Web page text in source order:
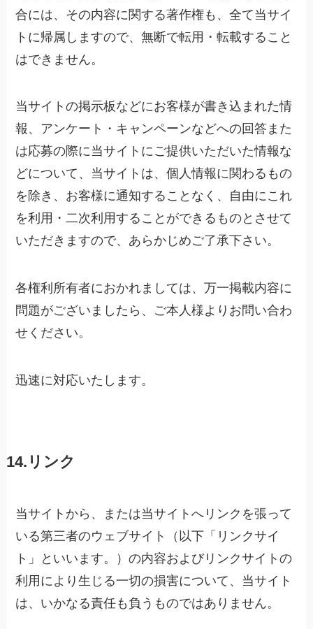
合には、その内容に関する著作権も、全て当サイ
トに帰属しますので、無断で転用・転載すること
はできません。
当サイトの掲示板などにお客様が書き込まれた情
報、アンケート・キャンペーンなどへの回答また
は応募の際に当サイトにご提供いただいた情報な
どについて、当サイトは、個人情報に関わるもの
を除き、お客様に通知することなく、自由にこれ
を利用・二次利用することができるものとさせて
いただきますので、あらかじめご了承下さい。
各権利所有者におかれましては、万一掲載内容に
問題がございましたら、ご本人様よりお問い合わ
せください。
迅速に対応いたします。
14.リンク
当サイトから、または当サイトへリンクを張って
いる第三者のウェブサイト（以下「リンクサイ
ト」といいます。）の内容およびリンクサイトの
利用により生じる一切の損害について、当サイト
は、いかなる責任も負うものではありません。